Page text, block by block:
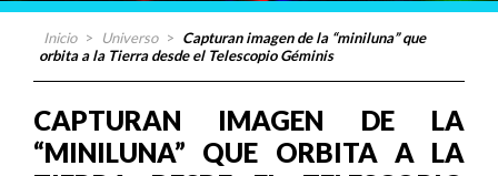
Inicio > Universo > Capturan imagen de la “miniluna” que
orbita a la Tierra desde el Telescopio Géminis
CAPTURAN IMAGEN DE LA
“MINILUNA” QUE ORBITA A LA